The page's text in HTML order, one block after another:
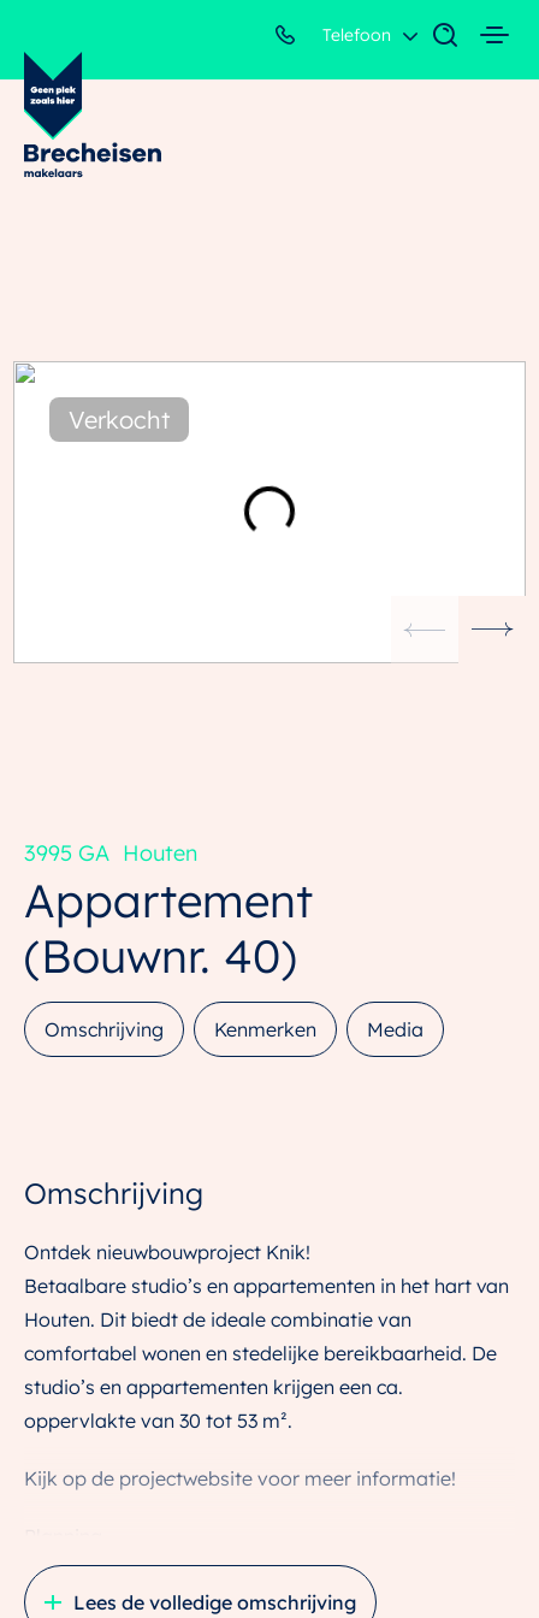
Telefoon
Verkocht
Appartement
(Bouwnr. 40)
3995 GA Houten
Omschrijving Kenmerken Media
Omschrijving
Ontdek nieuwbouwproject Knik!
Betaalbare studio’s en appartementen in het hart van
Houten. Dit biedt de ideale combinatie van
comfortabel wonen en stedelijke bereikbaarheid. De
studio’s en appartementen krijgen een ca.
oppervlakte van 30 tot 53 m².
Kijk op de projectwebsite voor meer informatie!
De bouw start definitief medio juli 2025
De planning is om de appartementen tweede helft
Lees de volledige omschrijving